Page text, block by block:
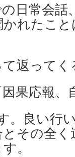
日常会
れたこ
返って
果応報、
。良い行
その全
。